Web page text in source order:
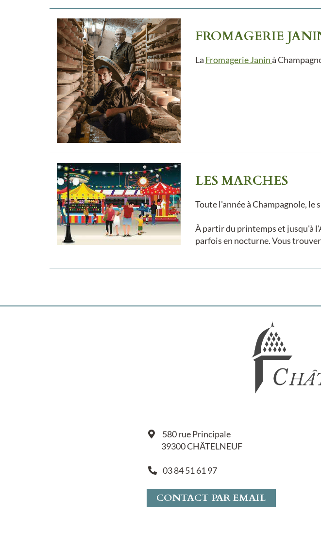
FROMAGERIE
La Fromagerie Janinà
LES MARCHES
Toute l'année à Champagnole,
À partir du printemps et jusqu'à
parfois en nocturne. Vous
580 rue Principale
39300 CHÂTELNEUF
03 84 51 61 97
CONTACT PAR EMAIL